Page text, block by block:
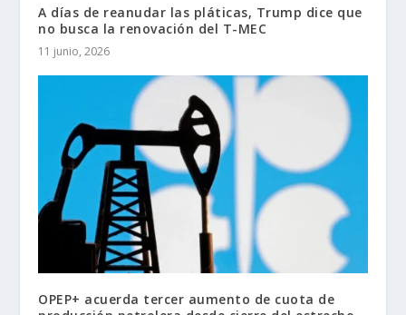
A días de reanudar las pláticas, Trump dice que
no busca la renovación del T-MEC
11 junio, 2026
OPEP+ acuerda tercer aumento de cuota de